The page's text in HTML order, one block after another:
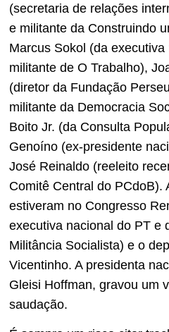
(secretaria de relações
e militante da Construindo
Marcus Sokol (da
militante de O Trabalho),
(diretor da Fundação
militante da Democracia
Boito Jr. (da Consulta
Genoíno (ex-presidente
José Reinaldo (reeleito
Comitê Central do PCdoB).
estiveram no Congresso
executiva nacional do PT e
Militância Socialista) e o
Vicentinho. A presidenta
Gleisi Hoffman, gravou um
saudação.